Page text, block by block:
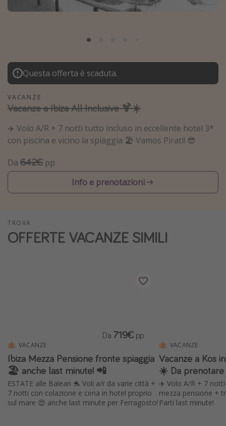
Grecia
Tunisia
Malta
Canarie
Capo Verde
Tipo di vacanza
Vacanze last minute
Vacanze all inclusive
Vacanze estate 2026
Last minute capodanno
Vacanze con bambini
Festività del 2026
Città più visitate
Questa offerta è scaduta.
VACANZE
Vacanze a Ibiza All Inclusive 🍹☀️
✈️ Volo A/R + 7 notti tutto incluso in eccellente hotel 3*
con piscina e vicino la spiaggia 🏖️ Vamos Pirati! 😎
Da 642€ pp
Info e prenotazioni
TROVA
OFFERTE VACANZE SIMILI
VACANZE
Ibiza Mezza Pensione fronte spiaggia
🏖️ anche last minute! 📲
ESTATE alle Baleari 🐬 Voli a/r da varie città +
7 notti con colazione e cena in hotel proprio
sul mare 😍 anche last minute per Ferragosto!
Da 719€ pp
VACANZE
Vacanze a Kos
☀️ Da prenotare
✈️ Volo A/R + 7
mezza pensione +
Parti last minute!